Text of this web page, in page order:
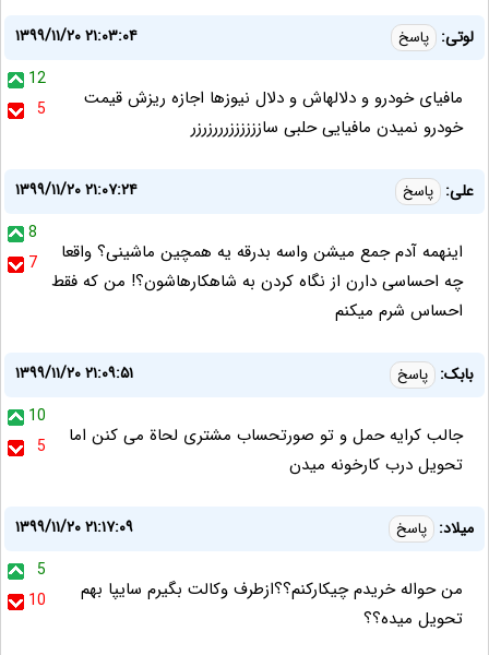
لوتی: پاسخ
۱۳۹۹/۱۱/۲۰ ۲۱:۰۳:۰۴
12
5
مافیای خودرو و دلالهاش و دلال نیوزها اجازه ریزش قیمت
خودرو نمیدن مافیایی حلبی ساززززززرررزرزر
علی: پاسخ
۱۳۹۹/۱۱/۲۰ ۲۱:۰۷:۲۴
8
7
اینهمه آدم جمع ‌میشن واسه بدرقه یه همچین ‌ماشینی؟ واقعا
چه احساسی دارن از نگاه کردن به شاهکارهاشون؟! من که فقط
احساس شرم میکنم
بابک: پاسخ
۱۳۹۹/۱۱/۲۰ ۲۱:۰۹:۵۱
10
5
جالب کرایه حمل و تو صورتحساب مشتری لحاة می کنن اما
تحویل درب کارخونه میدن
میلاد: پاسخ
۱۳۹۹/۱۱/۲۰ ۲۱:۱۷:۰۹
5
10
من حواله خریدم چیکارکنم؟؟ازطرف وکالت بگیرم سایپا بهم
تحویل میده؟؟